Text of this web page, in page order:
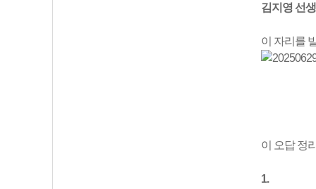
김지영 선
이 자리를
이 오답 정
1.